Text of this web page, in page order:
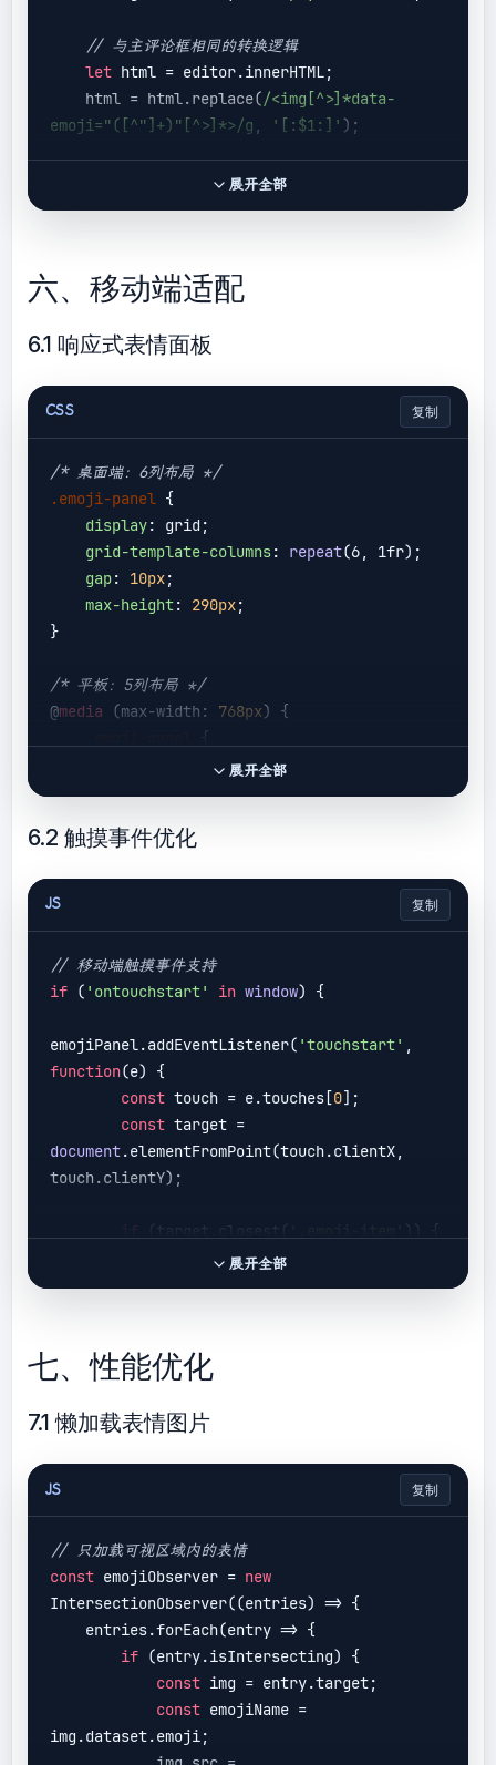
// 与主评论框相同的转换逻辑
let html = editor.innerHTML;
    html = html.replace(
/<img[^>]*data-
emoji="([^"]+)"[^>]*>/g , '[:$1:]' );
// 存储转换后的内容
    textarea.value = temp.textContent;
展开全部
六、移动端适配
6.1 响应式表情面板
CSS 复制
/* 桌面端：6列布局 */
.emoji-panel {
display: grid;
grid-template-columns: repeat(6, 1fr);
gap: 10px;
max-height: 290px;
}
/* 平板：5列布局 */
@media (max-width: 768px) {
{
grid-template-columns
    }
.emoji-panel {
grid-template-columns
:
max-height: 80px;
    }
展开全部
6.2 触摸事件优化
JS 复制
// 移动端触摸事件支持
if ( 'ontouchstart' in window) {
emojiPanel.addEventListener( 'touchstart'
function(e) {
const touch = e.touches[0];
const
document.elementFromPoint(touch.clientX,
touch.clientY);
if (target.closest(
)) {
emojiName =
    }, {
passive: true
展开全部
七、性能优化
7.1 懒加载表情图片
JS 复制
// 只加载可视区域内的表情
const emojiObserver = new
IntersectionObserver((entries) => {
    entries.forEach(
entry => {
if (entry.isIntersecting) {
const img = entry.target;
const emojiName =
img.dataset.emoji;